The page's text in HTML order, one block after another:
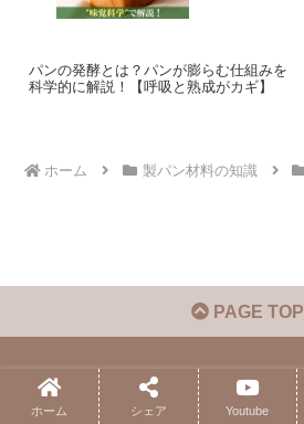
パンの発酵とは？パンが膨らむ仕組みを
科学的に解説！【呼吸と熟成がカギ】
ホーム 製パン材料の知識
PAGE TOP
ホーム シェア Youtube